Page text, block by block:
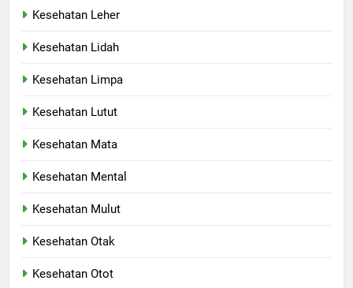
Kesehatan Leher
Kesehatan Lidah
Kesehatan Limpa
Kesehatan Lutut
Kesehatan Mata
Kesehatan Mental
Kesehatan Mulut
Kesehatan Otak
Kesehatan Otot